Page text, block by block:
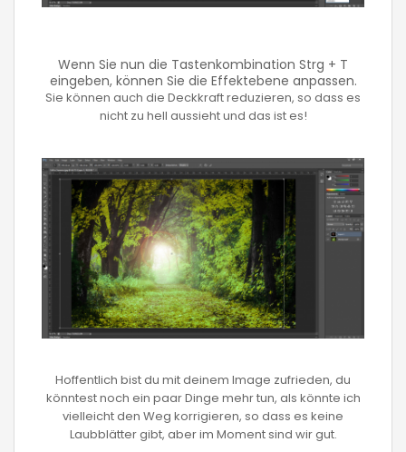
Wenn Sie nun die Tastenkombination Strg + T
eingeben, können Sie die Effektebene anpassen.
Sie können auch die Deckkraft reduzieren, so dass es
nicht zu hell aussieht und das ist es!
Hoffentlich bist du mit deinem Image zufrieden, du
könntest noch ein paar Dinge mehr tun, als könnte ich
vielleicht den Weg korrigieren, so dass es keine
Laubblätter gibt, aber im Moment sind wir gut.